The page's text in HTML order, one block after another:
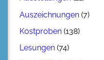
Auszeichnungen (7)
Kostproben (138)
Lesungen (74)